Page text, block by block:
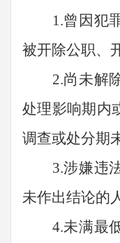
1.曾因犯
被开除公职、
2.尚未解
处理影响期内
调查或处分期
3.涉嫌违
未作出结论的
4.未满最